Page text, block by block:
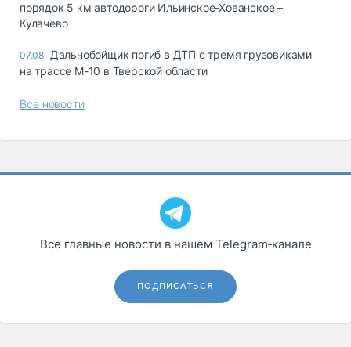
порядок 5 км автодороги Ильинское-Хованское –
Кулачево
07.08 Дальнобойщик погиб в ДТП с тремя грузовиками
на трассе М-10 в Тверской области
Все новости
Все главные новости в нашем Telegram‑канале
ПОДПИСАТЬСЯ